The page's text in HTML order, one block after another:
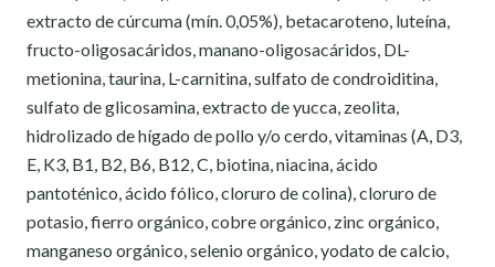
extracto de cúrcuma (mín. 0,05%), betacaroteno, luteína,
fructo-oligosacáridos, manano-oligosacáridos, DL-
metionina, taurina, L-carnitina, sulfato de condroiditina,
sulfato de glicosamina, extracto de yucca, zeolita,
hidrolizado de hígado de pollo y/o cerdo, vitaminas (A, D3,
E, K3, B1, B2, B6, B12, C, biotina, niacina, ácido
pantoténico, ácido fólico, cloruro de colina), cloruro de
potasio, fierro orgánico, cobre orgánico, zinc orgánico,
manganeso orgánico, selenio orgánico, yodato de calcio,